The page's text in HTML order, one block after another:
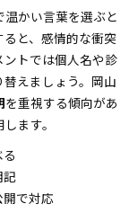
かい言葉を選ぶと
と、感情的な衝突
トでは個人名や診
えましょう。岡山
を重視する傾向があ
ます。
記
で対応